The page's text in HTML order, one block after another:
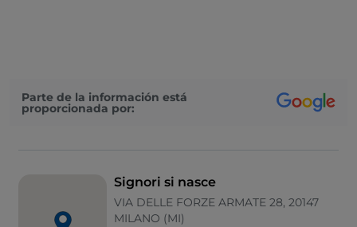
Parte de la información está
proporcionada por:
Signori si nasce
VIA DELLE FORZE ARMATE 28, 20147
MILANO (MI)